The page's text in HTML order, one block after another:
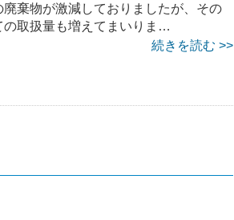
棄物が激減しておりましたが、その
の取扱量も増えてまいりま…
続きを読む >>